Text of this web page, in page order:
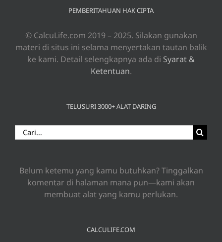
PEMBERITAHUAN HAK CIPTA
© CalcuLife.com 2019 – 2025. Silakan gunakan
materi di situs ini selama menyertakan tautan balik
ke kami. Detail selengkapnya ada di Syarat &
Ketentuan.
TELUSURI 3000+ ALAT DARING
Search
for:
Belum ketemu yang kamu butuhkan? Tinggalkan
komentar di halaman mana pun—kami akan
membuat alat yang kamu perlukan.
CALCULIFE.COM